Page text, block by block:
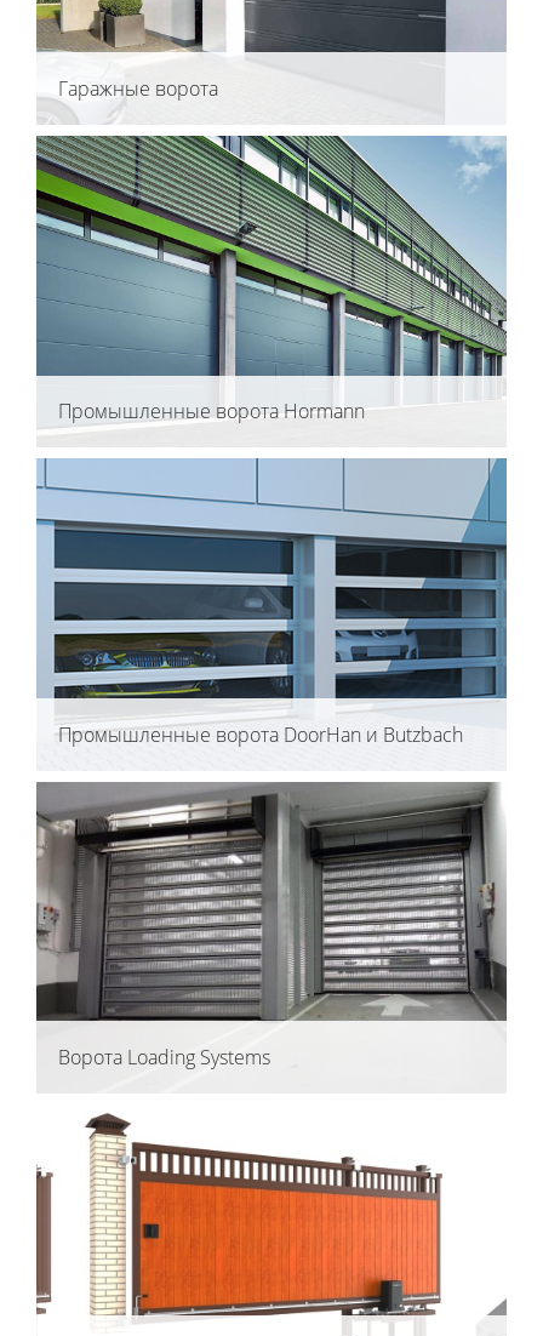
Гаражные ворота
Промышленные ворота Hormann
Промышленные ворота DoorHan и Butzbach
Ворота Loading Systems